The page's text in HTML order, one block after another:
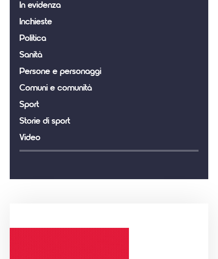
In evidenza
Inchieste
Politica
Sanità
Persone e personaggi
Comuni e comunità
Sport
Storie di sport
Video